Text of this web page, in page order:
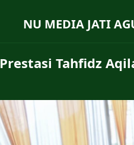
NU MEDIA JATI
Prestasi Tahfidz